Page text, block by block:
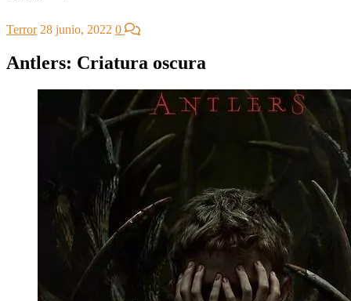
Terror 28 junio, 2022 0
Antlers: Criatura oscura